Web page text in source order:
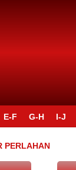
E-F G-H I-J
PERLAHAN